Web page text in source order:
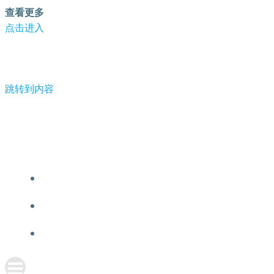
查看更多
点击进入
跳转到内容